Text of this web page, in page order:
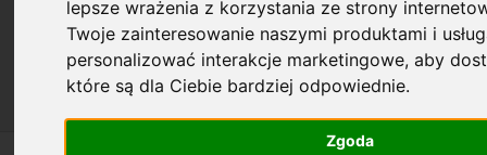
lepsze wrażenia z korzystania ze strony
Twoje zainteresowanie naszymi produktami i
personalizować interakcje marketingowe,aby
które są dla Ciebie bardziej odpowiednie.
Zgoda
inspirujące osobowości - poznajcie laureatów i laureatki
programów, grantów i nagród Fundacji na rzecz Nauki
Polskiej i działalność programową FNP.